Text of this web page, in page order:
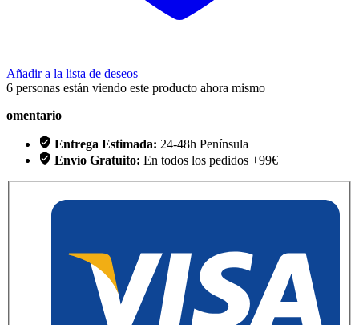
Añadir a la lista de deseos
6 personas están viendo este producto ahora mismo
omentario
Entrega Estimada: 24-48h Península
Envío Gratuito: En todos los pedidos +99€